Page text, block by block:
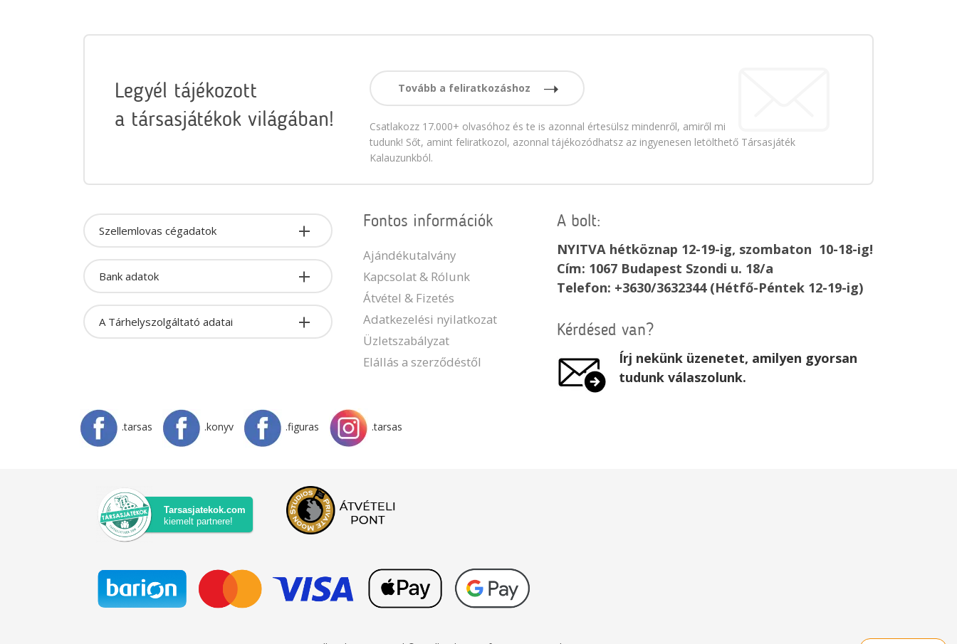
Legyél tájékozott
a társasjátékok világában!
Tovább a feliratkozáshoz
Csatlakozz 17.000+ olvasóhoz és te is azonnal értesülsz mindenről, amiről mi
tudunk! Sőt, amint feliratkozol, azonnal tájékozódhatsz az ingyenesen letölthető Társasjáték
Kalauzunkból.
Szellemlovas cégadatok
Bank adatok
A Tárhelyszolgáltató adatai
Fontos információk
Ajándékutalvány
Kapcsolat & Rólunk
Átvétel & Fizetés
Adatkezelési nyilatkozat
Üzletszabályzat
Elállás a szerződéstől
A bolt:
NYITVA hétköznap 12-19-ig, szombaton 10-18-ig!
Cím: 1067 Budapest Szondi u. 18/a
Telefon: +3630/3632344 (Hétfő-Péntek 12-19-ig)
Kérdésed van?
Írj nekünk üzenetet, amilyen gyorsan
tudunk válaszolunk.
.tarsas .konyv .figuras .tarsas
Tarsasjatekok.com
kiemelt partnere!